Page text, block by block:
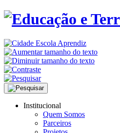
Institucional
Quem Somos
Parceiros